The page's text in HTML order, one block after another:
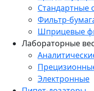
Стандартные
Фильтр-
Шприцевые
Лабораторные
Электронные